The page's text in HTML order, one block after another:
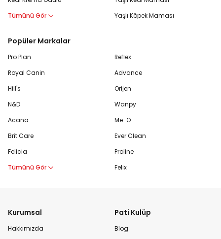
Tümünü Gör
Yaşlı Köpek Maması
Popüler Markalar
Pro Plan
Royal Canin
Hill's
N&D
Acana
Brit Care
Felicia
Tümünü Gör
Reflex
Advance
Orijen
Wanpy
Me-O
Ever Clean
Proline
Felix
Kurumsal
Hakkımızda
Pati Kulüp
Blog